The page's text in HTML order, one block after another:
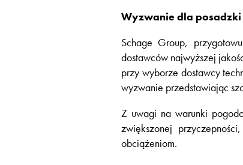
Wyzwanie dla posadzki
Schage Group,
dostawców najwyższej
przy wyborze dostawcy
wyzwanie przedstawiając
Z uwagi na warunki
zwiększonej
obciążeniom.